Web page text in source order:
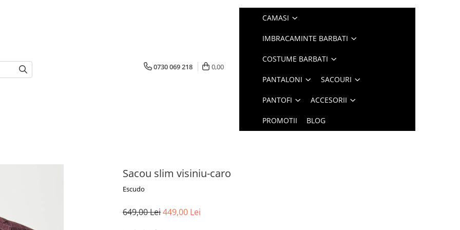
0730 069 218 0,00
CAMASI
IMBRACAMINTE BARBATI
COSTUME BARBATI
PANTALONI SACOURI
PANTOFI ACCESORII
PROMOTII BLOG
Sacou slim visiniu-caro
Escudo
649,00 Lei449,00 Lei